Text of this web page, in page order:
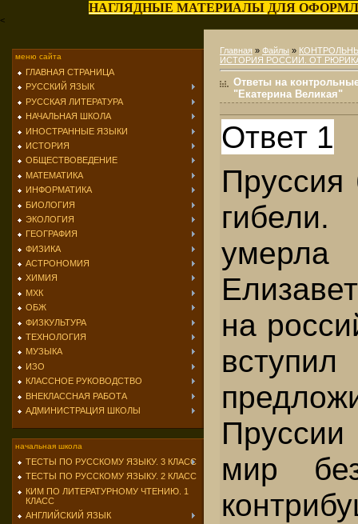
НАГЛЯДНЫЕ МАТЕРИАЛЫ ДЛЯ
<
меню сайта
ГЛАВНАЯ СТРАНИЦА
РУССКИЙ ЯЗЫК
РУССКАЯ ЛИТЕРАТУРА
НАЧАЛЬНАЯ ШКОЛА
ИНОСТРАННЫЕ ЯЗЫКИ
ИСТОРИЯ
ОБЩЕСТВОВЕДЕНИЕ
МАТЕМАТИКА
ИНФОРМАТИКА
БИОЛОГИЯ
ЭКОЛОГИЯ
ГЕОГРАФИЯ
ФИЗИКА
АСТРОНОМИЯ
ХИМИЯ
МХК
ОБЖ
ФИЗКУЛЬТУРА
ТЕХНОЛОГИЯ
МУЗЫКА
ИЗО
КЛАССНОЕ РУКОВОДСТВО
ВНЕКЛАССНАЯ РАБОТА
АДМИНИСТРАЦИЯ ШКОЛЫ
начальная школа
ТЕСТЫ ПО РУССКОМУ ЯЗЫКУ. 3 КЛАСС
ТЕСТЫ ПО РУССКОМУ ЯЗЫКУ. 2 КЛАСС
КИМ ПО ЛИТЕРАТУРНОМУ ЧТЕНИЮ. 1
КЛАСС
АНГЛИЙСКИЙ ЯЗЫК
Главная » Файлы »
ИСТОРИЯ РОССИИ. ОТ
Ответы на
"Екатерина Великая"
Ответ 1
умерла
на
мир